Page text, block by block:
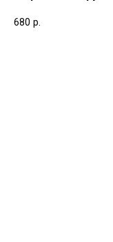
680 р.